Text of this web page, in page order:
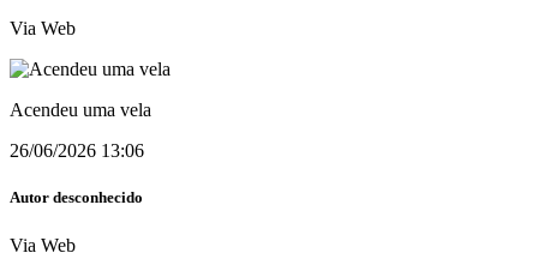
Via Web
Acendeu uma vela
26/06/2026 13:06
Autor desconhecido
Via Web